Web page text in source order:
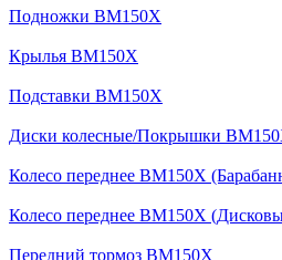
Подножки BM150X
Крылья BM150X
Подставки BM150X
Диски колесные/Покрышки
Колесо переднее BM150X
Колесо переднее BM150X
Передний тормоз BM150X